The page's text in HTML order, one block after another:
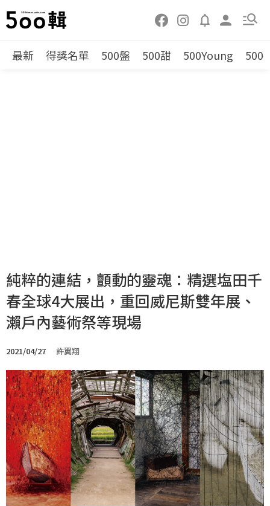
最新 得獎名單 500盤 500甜 500Young 500
純粹的連結，顫動的靈魂：精選塩田千
春全球4大展出，重回威尼斯雙年展、
瀨戶內藝術祭等現場
2021/04/27 許翼翔